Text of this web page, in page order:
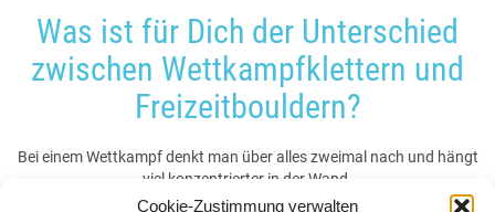
Cookie-Zustimmung verwalten
Was ist für Dich der Unterschied
zwischen Wettkampfklettern und
Freizeitbouldern?
Bei einem Wettkampf denkt man über alles zweimal nach und hängt
viel konzentrierter in der Wand.